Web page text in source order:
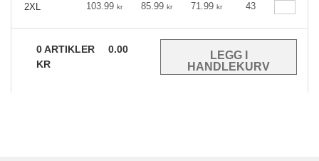
2XL
103.99 kr 85.99 kr 71.99 kr 43
0ARTIKLER
0.00
KR